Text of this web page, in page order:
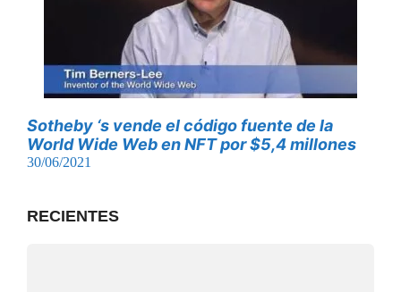
Sotheby ‘s vende el código fuente de la
World Wide Web en NFT por $5,4 millones
30/06/2021
RECIENTES